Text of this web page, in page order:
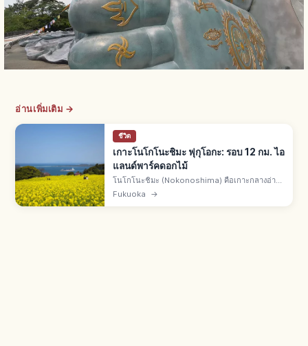
อ่านเพิ่มเติม →
ชีวิต
เกาะโนโกโนะชิมะ ฟุกุโอกะ: รอบ 12 กม. ไอ
แลนด์พาร์คดอกไม้
โนโกโนะชิมะ (Nokonoshima) คือเกาะกลางอ่าว
ฮากาตะ จ.ฟุกุโอกะ จากท่าเรือเมย์โนะฮามะเรือ
Fukuoka →